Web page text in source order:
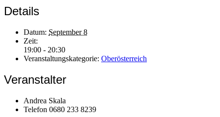
Details
Datum: September 8
Zeit:
19:00 - 20:30
Veranstaltungskategorie: Oberösterreich
Veranstalter
Andrea Skala
Telefon 0680 233 8239